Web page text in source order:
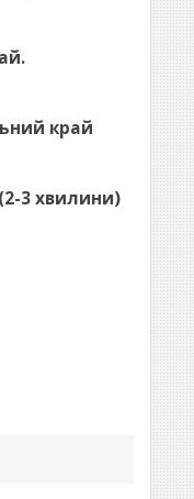
край
3 хвилини)